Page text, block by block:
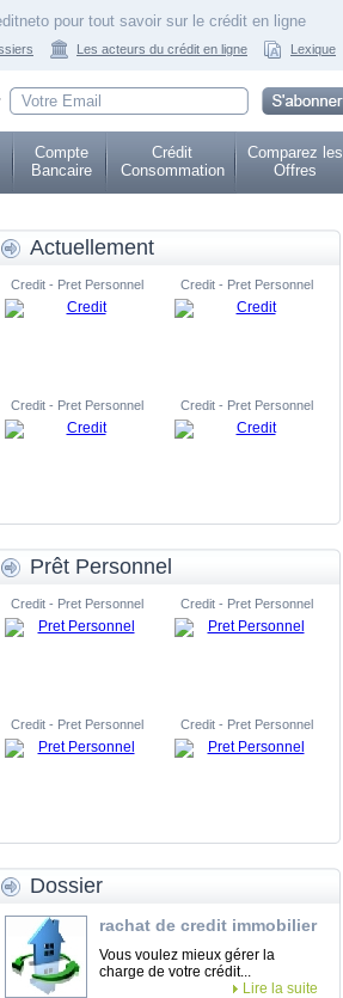
pour tout savoir sur le crédit en ligne
Les acteurs du crédit en ligne Lexique
Compte
Bancaire
Crédit
Consommation
Comparez les
Offres
Actuellement
Credit - Pret Personnel Credit - Pret Personnel
Credit - Pret Personnel Credit - Pret Personnel
Prêt Personnel
Credit - Pret Personnel Credit - Pret Personnel
Credit - Pret Personnel Credit - Pret Personnel
Dossier
rachat de credit immobilier
Vous voulez mieux gérer la
charge de votre crédit...
Lire la suite